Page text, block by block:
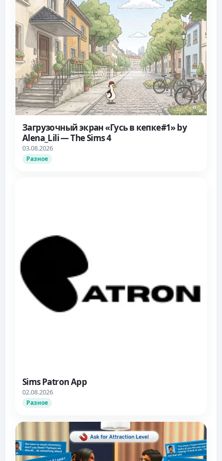
Загрузочный экран «Гусь в кепке#1» by
Alena_Lili — The Sims 4
03.08.2026
Разное
Sims Patron App
02.08.2026
Разное